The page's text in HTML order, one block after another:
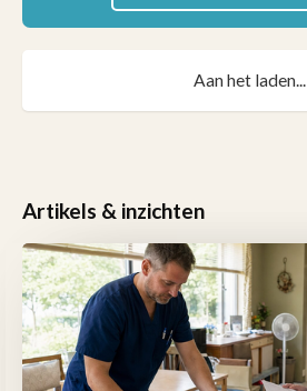
Aan het laden...
Artikels & inzichten